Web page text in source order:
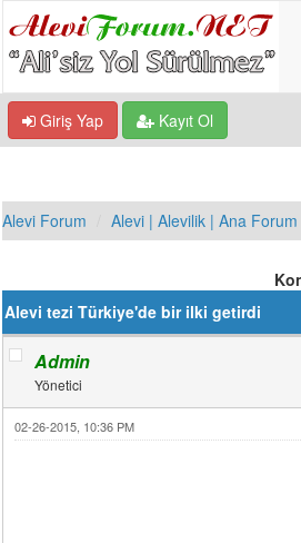
Giriş Yap Kayıt Ol
Alevi Forum Alevi | Alevilik | Ana Forum
Alevi tezi Türkiye'de bir ilki getirdi
Admin
Yönetici
02-26-2015, 10:36 PM